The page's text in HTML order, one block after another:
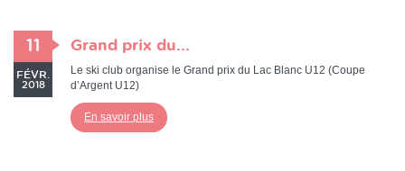
11
FÉVR.
2018
Grand prix du...
Le ski club organise le Grand prix du Lac Blanc U12 (Coupe
d’Argent U12)
En savoir plus